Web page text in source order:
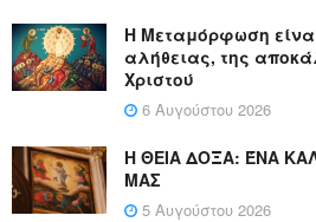
Η Μεταμόρφωση
αλήθειας, της
Χριστού
6 Αυγούστου 2026
Η ΘΕΙΑ ΔΟΞΑ: ΈΝΑ
ΜΑΣ
5 Αυγούστου 2026